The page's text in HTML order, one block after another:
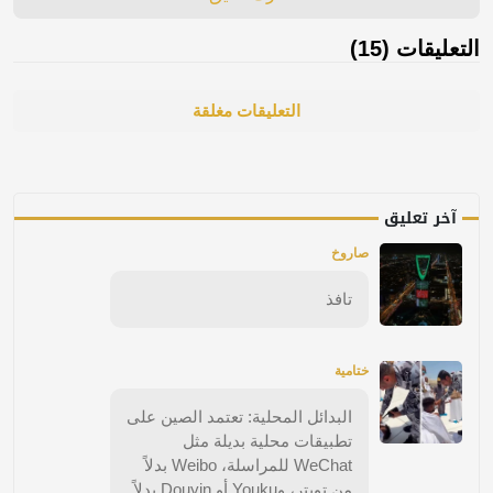
التعليقات (15)
التعليقات مغلقة
آخر تعليق
صاروخ
تافذ
ختامية
البدائل المحلية: تعتمد الصين على
تطبيقات محلية بديلة مثل
WeChat للمراسلة، Weibo بدلاً
من تويتر، وYouku أو Douyin بدلاً